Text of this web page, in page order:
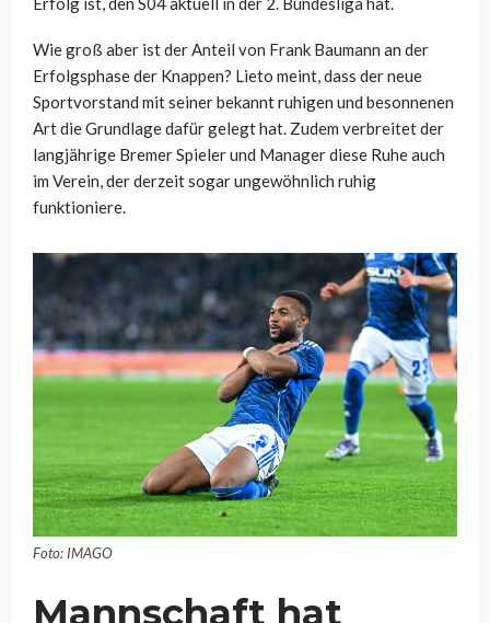
Wie groß aber ist der Anteil von Frank Baumann an der
Erfolgsphase der Knappen? Lieto meint, dass der neue
Sportvorstand mit seiner bekannt ruhigen und besonnenen
Art die Grundlage dafür gelegt hat. Zudem verbreitet der
langjährige Bremer Spieler und Manager diese Ruhe auch
im Verein, der derzeit sogar ungewöhnlich ruhig
funktioniere.
Foto: IMAGO
Mannschaft hat